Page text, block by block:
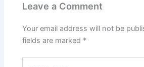
Leave a Comment
Your email address will not be
fields are marked *